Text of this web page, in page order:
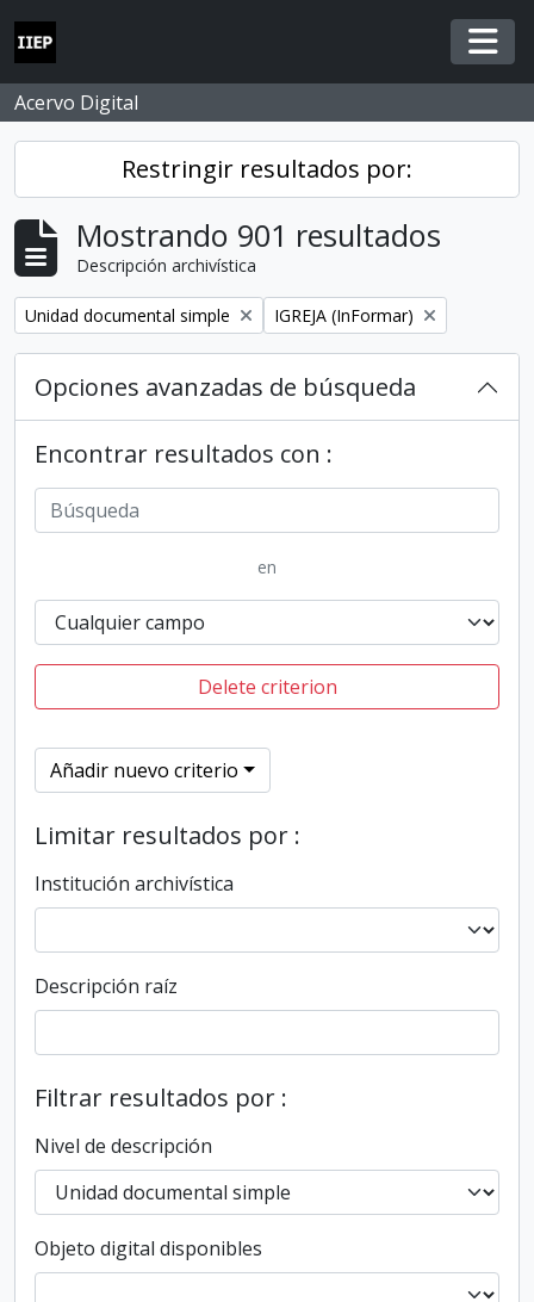
Skip to main content
Acervo Digital
Restringir resultados por:
Mostrando 901 resultados
Descripción archivística
Remove filter:
Unidad documental simple Remove filter:
IGREJA (InFormar)
Opciones avanzadas de búsqueda
Encontrar resultados con :
en
Delete criterion
Añadir nuevo criterio
Limitar resultados por :
Institución archivística
Descripción raíz
Filtrar resultados por :
Nivel de descripción
Objeto digital disponibles